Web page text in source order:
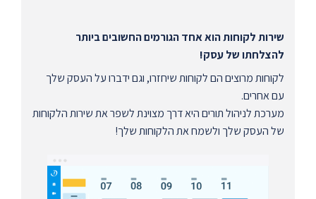
שירות לקוחות הוא אחד הגורמים החשובים ביותר
להצלחתו של עסק!
לקוחות מרוצים הם לקוחות שיחזרו, וגם ידברו על העסק שלך
עם אחרים.
מערכת לניהול תורים היא דרך מצוינת לשפר את שירות הלקוחות
של העסק שלך ולשמח את הלקוחות שלך!